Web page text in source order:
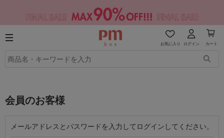
お気に入り ログイン カート
会員のお客様
メールアドレスとパスワードを入力してログインしてください。